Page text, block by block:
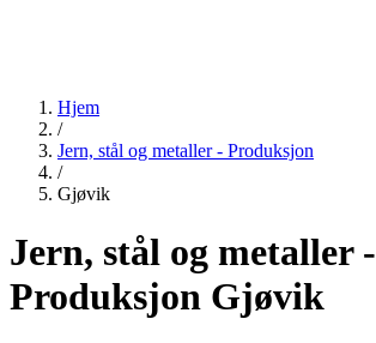
Hjem
/
Jern, stål og metaller - Produksjon
/
Gjøvik
Jern, stål og metaller -
Produksjon Gjøvik